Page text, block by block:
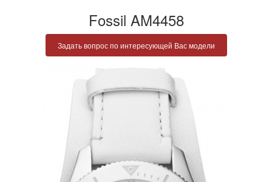
Fossil AM4458
Задать вопрос по интересующей Вас модели